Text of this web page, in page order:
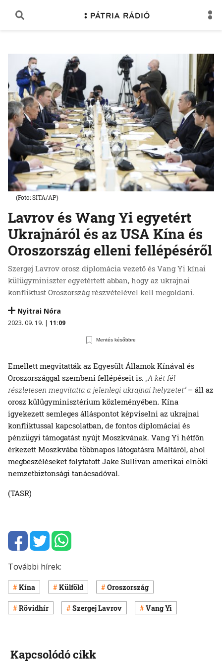
Lavrov és Wang Yi egyetért
Ukrajnáról és az USA Kína és
Oroszország elleni fellépéséről
Szergej Lavrov orosz diplomácia vezető és Vang Yi kínai
külügyminiszter egyetértett abban, hogy az ukrajnai
konfliktust Oroszország részvételével kell megoldani.
Nyitrai Nóra
2023. 09. 19. | 11:09
Mentés későbbre
(Foto: SITA/AP)
Emellett megvitatták az Egyesült Államok Kínával és
Oroszországgal szembeni fellépéseit is. „A két fél
részletesen megvitatta a jelenlegi ukrajnai helyzetet“– áll az
orosz külügyminisztérium közleményében. Kína
igyekezett semleges álláspontot képviselni az ukrajnai
konfliktussal kapcsolatban, de fontos diplomáciai és
pénzügyi támogatást nyújt Moszkvának. Vang Yi hétfőn
érkezett Moszkvába többnapos látogatásra Máltáról, ahol
megbeszéléseket folytatott Jake Sullivan amerikai elnöki
nemzetbiztonsági tanácsadóval.
(TASR)
További hírek:
Kína Külföld Oroszország
Rövidhír Szergej Lavrov Vang Yi
Kapcsolódó cikk